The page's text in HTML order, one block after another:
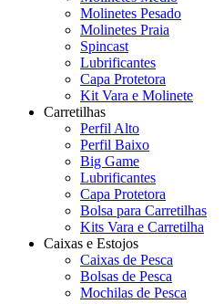
Molinetes Pesado
Molinetes Praia
Spincast
Lubrificantes
Capa Protetora
Kit Vara e Molinete
Carretilhas
Perfil Alto
Perfil Baixo
Big Game
Lubrificantes
Capa Protetora
Bolsa para Carretilhas
Kits Vara e Carretilha
Caixas e Estojos
Caixas de Pesca
Bolsas de Pesca
Mochilas de Pesca